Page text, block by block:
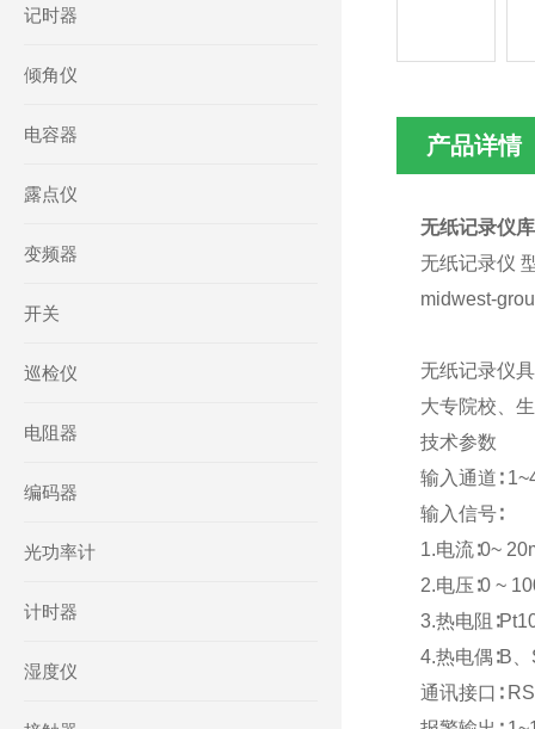
记时器
倾角仪
电容器
露点仪
变频器
开关
巡检仪
电阻器
编码器
光功率计
计时器
湿度仪
产品详情
无纸记录仪
无纸记录仪
midwest-
无纸记录仪
大专院校、
技术参数
输入通道∶
输入信号∶
1.电流∶0~
2.电压∶0 ~
3.热电阻
4.热电偶∶B
通讯接口∶